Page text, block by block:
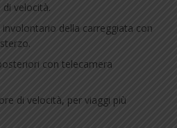
velocità.
della carreggiata con
con telecamera
di velocità, per viaggi più